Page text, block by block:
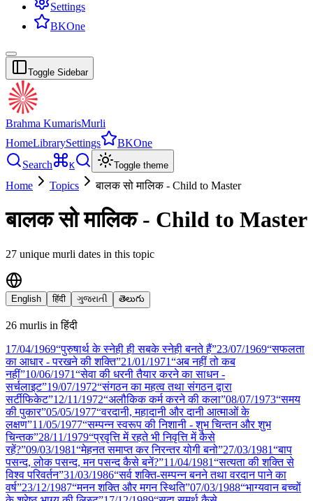
Settings
BKOne
Toggle Sidebar
Brahma KumarisMurli
HomeLibrarySettings
BKOne
Search
K Toggle theme
Home Topics बालक सो मालिक - Child to Master
बालक सो मालिक - Child to Master
27 unique murli dates in this topic
English हिंदी ગુજરાતી తెలుగు
26 murlis inहिंदी
17/04/1969“पुरुषार्थ के स्नेही ही सबके स्नेही बनते हैं”23/07/1969“सफलता
का आधार - परखने की शक्ति”21/01/1971“अब नहीं तो कब
नहीं”10/06/1971“सेवा की धरनी तैयार करने का साधन -
सर्चलाइट”19/07/1972“संगठन का महत्व तथा संगठन द्वारा
सर्टीफिकेट”12/11/1972“अलौकिक कर्म करने की कला”08/07/1973“समय
की पुकार”05/05/1977“वरदानी, महादानी और दानी आत्माओं के
लक्षण”11/05/1977“सम्पन्न स्वरूप की निशानी - शुभ चिन्तन और शुभ
चिन्तक”28/11/1979“प्रवृत्ति में रहते भी निवृत्ति में कैसे
रहें?”09/03/1981“मेहनत समाप्त कर निरन्तर योगी बनो”27/03/1981“बाप
पसन्द, लोक पसन्द, मन पसन्द कैसे बनें?”11/04/1981“सत्यता की शक्ति से
विश्व परिवर्तन”31/03/1986“सर्व शक्ति-सम्पन्न बनने तथा वरदान पाने का
वर्ष”23/12/1987“मनन शक्ति और मगन स्थिति”07/03/1988“भाग्यवान बच्चों